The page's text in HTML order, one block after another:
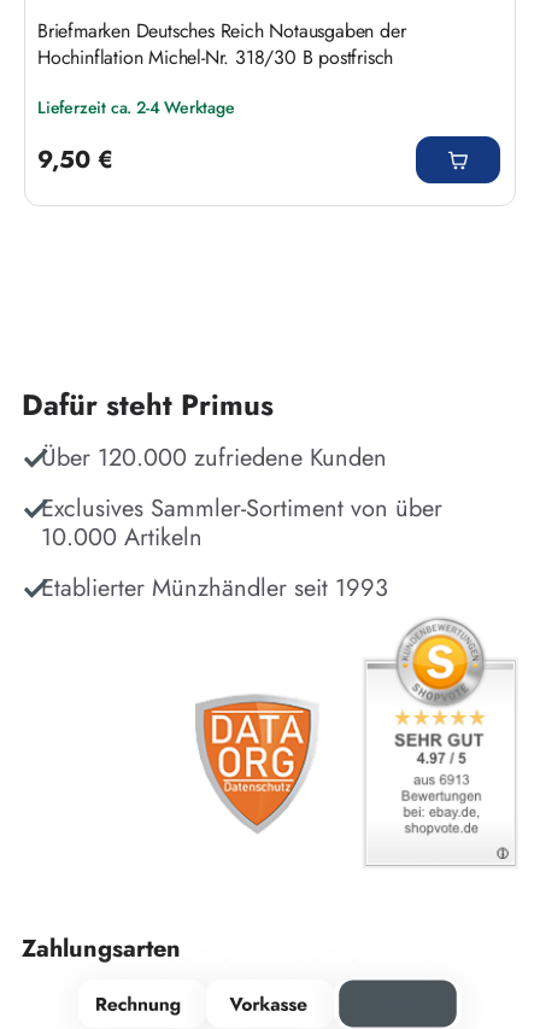
Briefmarken Deutsches Reich Notausgaben der
Hochinflation Michel-Nr. 318/30 B postfrisch
Lieferzeit ca. 2-4 Werktage
9,50 €
Dafür steht Primus
Über 120.000 zufriedene Kunden
Exclusives Sammler-Sortiment von über
10.000 Artikeln
Etablierter Münzhändler seit 1993
Zahlungsarten